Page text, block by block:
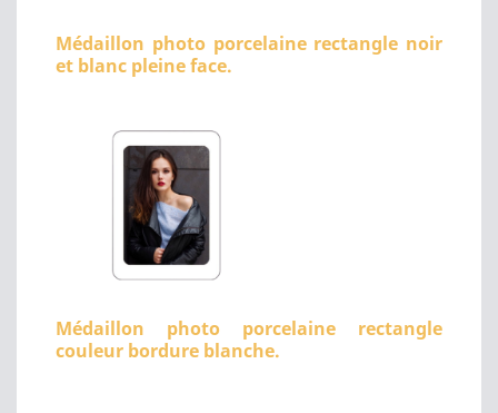
Médaillon photo porcelaine rectangle noir
et blanc pleine face.
Médaillon photo porcelaine rectangle
couleur bordure blanche.